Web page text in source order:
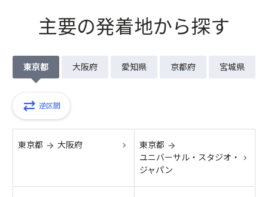
主要の発着地から探す
東京都 大阪府 愛知県 京都府 宮城県
逆区間
東京都 → 大阪府 東京都 →
ユニバーサル・スタジオ・
ジャパン